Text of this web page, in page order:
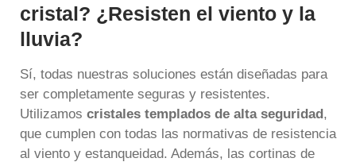
cristal? ¿Resisten el viento y la
lluvia?
Sí, todas nuestras soluciones están diseñadas para
ser completamente seguras y resistentes.
Utilizamos cristales templados de alta seguridad,
que cumplen con todas las normativas de resistencia
al viento y estanqueidad. Además, las cortinas de